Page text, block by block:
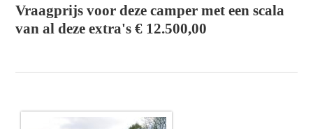
Vraagprijs voor deze camper met een scala
van al deze extra's € 12.500,00